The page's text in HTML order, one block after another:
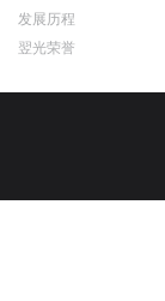
发展历程
翌光荣誉